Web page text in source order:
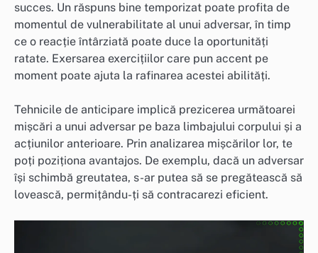
succes. Un răspuns bine temporizat poate profita de
momentul de vulnerabilitate al unui adversar, în timp
ce o reacție întârziată poate duce la oportunități
ratate. Exersarea exercițiilor care pun accent pe
moment poate ajuta la rafinarea acestei abilități.
Tehnicile de anticipare implică prezicerea următoarei
mișcări a unui adversar pe baza limbajului corpului și a
acțiunilor anterioare. Prin analizarea mișcărilor lor, te
poți poziționa avantajos. De exemplu, dacă un adversar
își schimbă greutatea, s-ar putea să se pregătească să
lovească, permițându-ți să contracarezi eficient.